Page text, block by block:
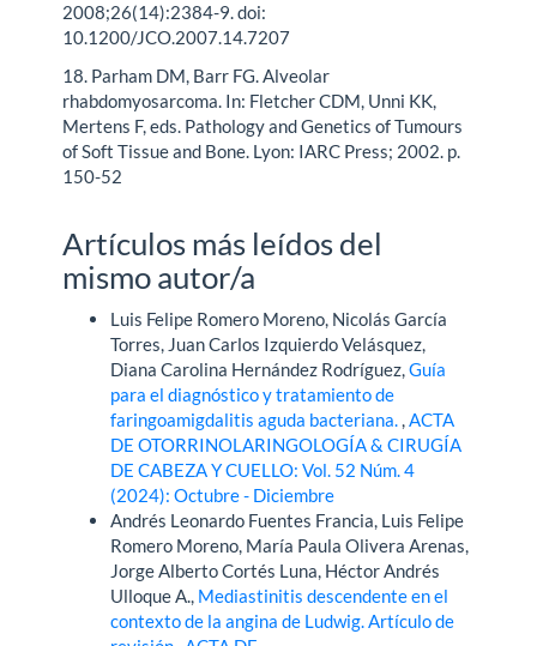
2008;26(14):2384-9. doi:
10.1200/JCO.2007.14.7207
18. Parham DM, Barr FG. Alveolar
rhabdomyosarcoma. In: Fletcher CDM, Unni KK,
Mertens F, eds. Pathology and Genetics of Tumours
of Soft Tissue and Bone. Lyon: IARC Press; 2002. p.
150-52
Artículos más leídos del
mismo autor/a
Luis Felipe Romero Moreno, Nicolás García
Torres, Juan Carlos Izquierdo Velásquez,
Diana Carolina Hernández Rodríguez,Guía
para el diagnóstico y tratamiento de
faringoamigdalitis aguda bacteriana.,ACTA
DE OTORRINOLARINGOLOGÍA & CIRUGÍA
DE CABEZA Y CUELLO: Vol. 52 Núm. 4
(2024): Octubre - Diciembre
Andrés Leonardo Fuentes Francia, Luis Felipe
Romero Moreno, María Paula Olivera Arenas,
Jorge Alberto Cortés Luna, Héctor Andrés
Ulloque A., Mediastinitis descendente en el
contexto de la angina de Ludwig. Artículo de